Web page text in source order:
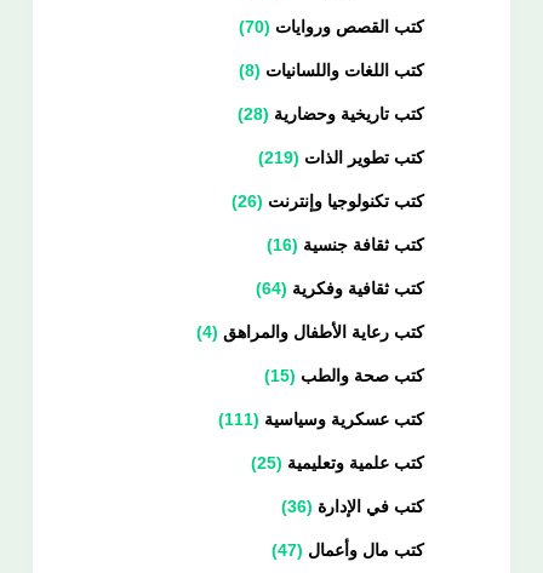
كتب القصص وروايات 70
كتب اللغات واللسانيات 8
كتب تاريخية وحضارية 28
كتب تطوير الذات 219
كتب تكنولوجيا وإنترنت 26
كتب ثقافة جنسية 16
كتب ثقافية وفكرية 64
كتب رعاية الأطفال والمراهق 4
كتب صحة والطب 15
كتب عسكرية وسياسية 111
كتب علمية وتعليمية 25
كتب في الإدارة 36
كتب مال وأعمال 47